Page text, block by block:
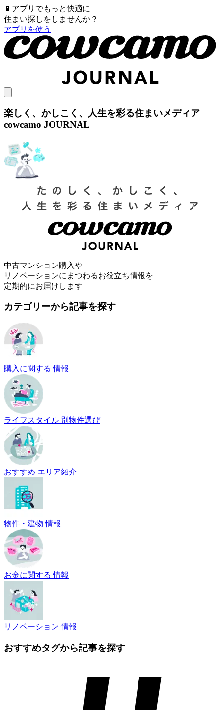
📱 アプリでもっと快適に
住まい探しをしませんか？
アプリを使う
楽しく、かしこく、人生を彩る住まいメディア
cowcamo JOURNAL
中古マンション購入や
リノベーションにまつわるお役立ち情報を
定期的にお届けします
カテゴリーから記事を探す
購入に関する 情報
ライフスタイル 別物件選び
おすすめ エリア紹介
物件・建物 情報
お金に関する 情報
リノベーション 情報
おすすめタグから記事を探す